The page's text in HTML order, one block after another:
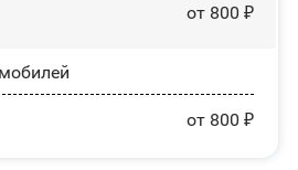
от 800 ₽
от 800 ₽